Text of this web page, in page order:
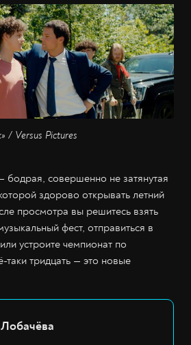
/ Versus Pictures
бодрая, совершенно не затянутая
здорово открывать летний
просмотра вы решитесь взять
фест, отправиться в
устроите чемпионат по
тридцать — это новые